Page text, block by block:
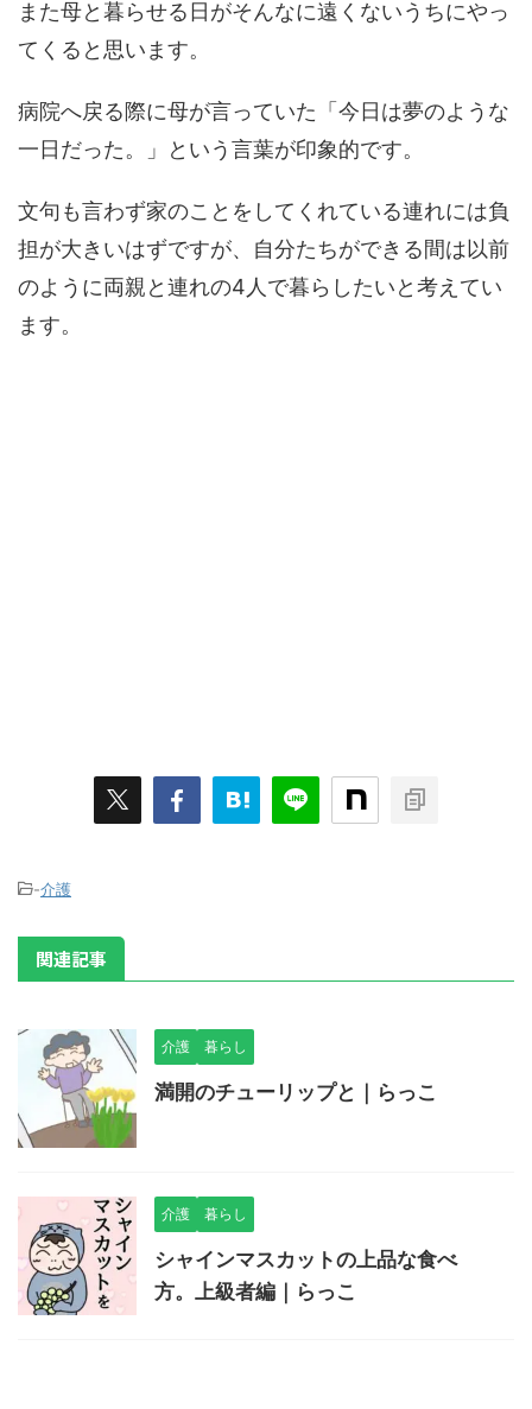
また母と暮らせる日がそんなに遠くないうちにやっ
てくると思います。
病院へ戻る際に母が言っていた「今日は夢のような
一日だった。」という言葉が印象的です。
文句も言わず家のことをしてくれている連れには負
担が大きいはずですが、自分たちができる間は以前
のように両親と連れの4人で暮らしたいと考えてい
ます。
-介護
関連記事
介護 暮らし
満開のチューリップと｜らっこ
介護 暮らし
シャインマスカットの上品な食べ
方。上級者編｜らっこ